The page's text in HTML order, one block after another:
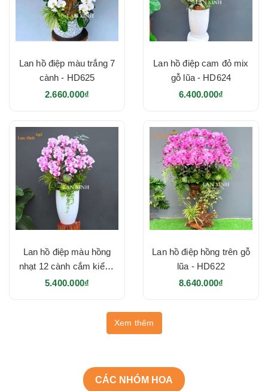
Lan hồ điệp màu trắng 7
cành - HD625
2.660.000₫
Lan hồ điệp cam đỏ mix
gỗ lũa - HD624
6.400.000₫
Lan hồ điệp màu hồng
nhạt 12 cành cắm kiểu -
HD623
5.400.000₫
Lan hồ điệp hồng trên gỗ
lũa - HD622
8.640.000₫
Xem thêm
CÁC NHÓM HOA